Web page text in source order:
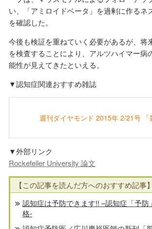
い、「アミロイドベータ」を過剰に作るネ
を確認した。
今後も検証を重ねていく必要があるが、将
を検査することにより、アルツハイマー病
能性が見えてきたといえる。
▼認知症関連おすすめ雑誌
週刊ダイヤモンド 2015年 2/21号 「
▼外部リンク
Rockefeller University 論文
【この記事を読んだ方へのおすすめ記事】
認知症は予防できます!! –認知症「予防
格-